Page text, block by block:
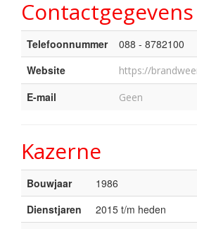
Contactgegevens
Telefoonnummer
088 - 8782100
Website
https://
E-mail Geen
Kazerne
Bouwjaar
1986
Dienstjaren
2015 t/m heden